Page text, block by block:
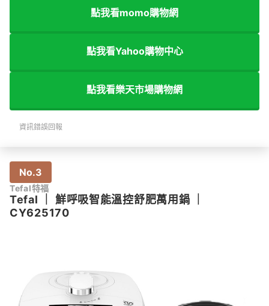
點我看momo購物網
點我看Yahoo購物中心
點我看樂天市場購物網
資訊錯誤回報
No.3
Tefal特福
Tefal 鮮呼吸智能溫控舒肥萬用鍋
CY625170